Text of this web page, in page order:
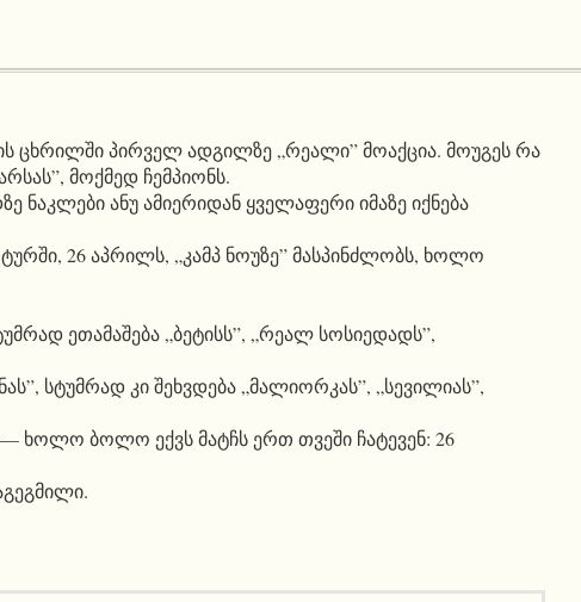
ცხრილში პირველ ადგილზე „რეალი” მოაქცია. მოუგეს რა
მოქმედ ჩემპიონს.
ნაკლები ანუ ამიერიდან ყველაფერი იმაზე იქნება
26 აპრილს, „კამპ ნოუზე” მასპინძლობს, ხოლო
ეთამაშება „ბეტისს”, „რეალ სოსიედადს”,
სტუმრად კი შეხვდება „მალიორკას”, „სევილიას”,
ხოლო ბოლო ექვს მატჩს ერთ თვეში ჩატევენ: 26